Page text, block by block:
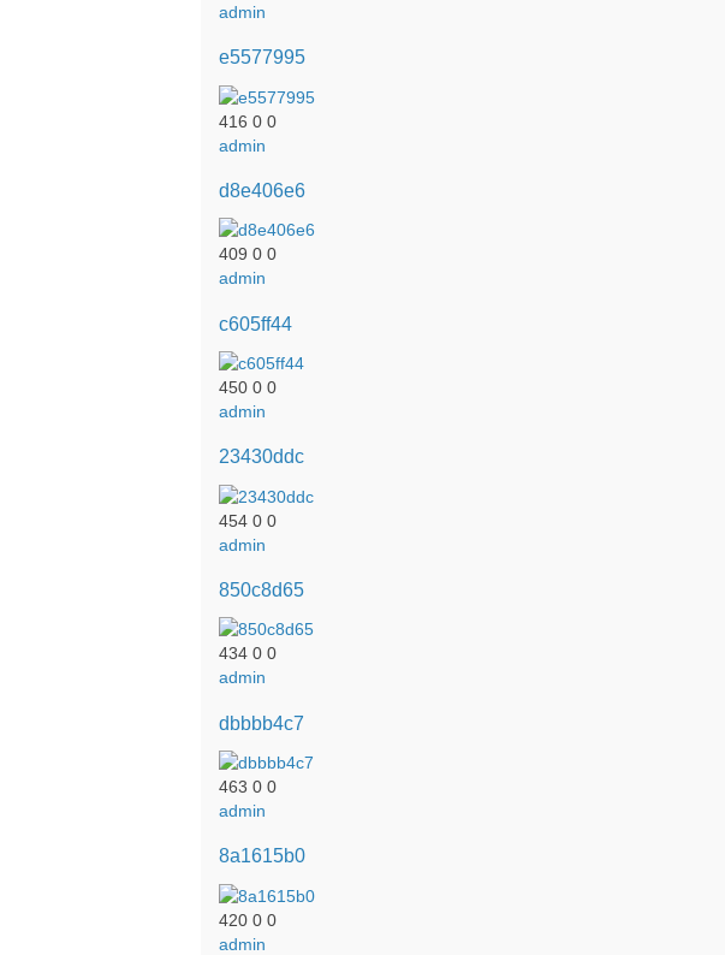
admin
e5577995
416 0 0
admin
d8e406e6
409 0 0
admin
c605ff44
450 0 0
admin
23430ddc
454 0 0
admin
850c8d65
434 0 0
admin
dbbbb4c7
463 0 0
admin
8a1615b0
420 0 0
admin